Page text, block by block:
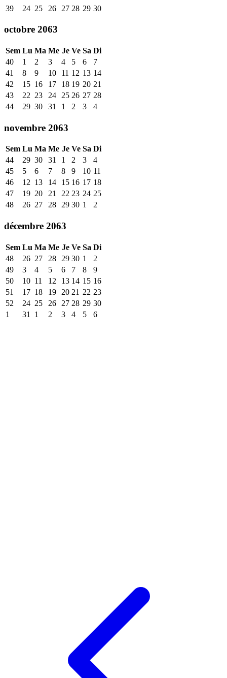
39
24 25 26 27 28 29 30
octobre 2063
Sem Lu Ma Me Je Ve Sa Di
40
1 2 3 4 5 6
7
41
8 9 10 11 12 13 14
42
15 16 17 18 19 20 21
43
22 23 24 25 26 27 28
44
29 30 31 1 2 3 4
novembre 2063
Sem Lu Ma Me Je Ve Sa Di
44
29 30 31 1 2 3
4
45
5 6 7 8 9 10 11
46
12 13 14 15 16 17 18
47
19 20 21 22 23 24 25
48
26 27 28 29 30 1 2
décembre 2063
Sem Lu Ma Me Je Ve Sa Di
48
26 27 28 29 30 1
2
49
3 4 5 6 7 8
9
50
10 11 12 13 14 15 16
51
17 18 19 20 21 22 23
52
24 25 26 27 28 29 30
1
31 1 2 3 4 5 6